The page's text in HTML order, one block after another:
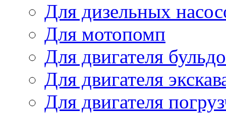
Для дизельных
Для мотопомп
Для двигателя
Для двигателя
Для двигателя